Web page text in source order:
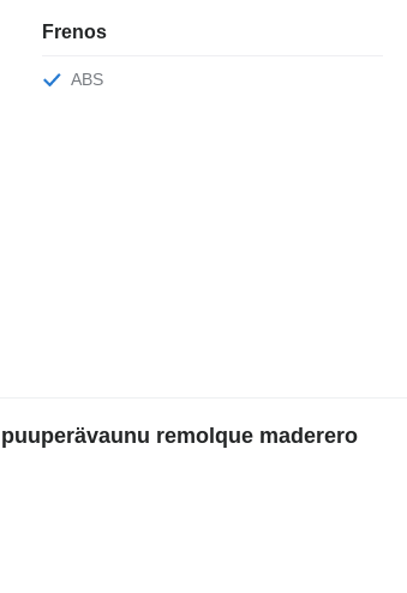
Frenos
ABS
remolque maderero